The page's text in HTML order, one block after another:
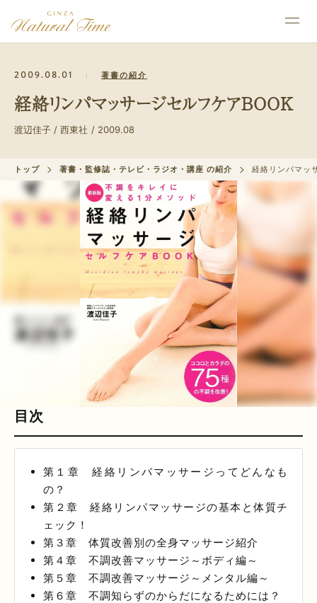
2009.08.01 著書の紹介
経絡リンパマッサージセルフケアBOOK
渡辺佳子 / 西東社 / 2009.08
トップ 著書・監修誌・テレビ・ラジオ・講座 の紹介 経絡リンパマッ
目次
第１章 経絡リンパマッサージってどんなも
の？
第２章 経絡リンパマッサージの基本と体質チ
ェック！
第３章 体質改善別の全身マッサージ紹介
第４章 不調改善マッサージ～ボディ編～
第５章 不調改善マッサージ～メンタル編～
第６章 不調知らずのからだになるためには？